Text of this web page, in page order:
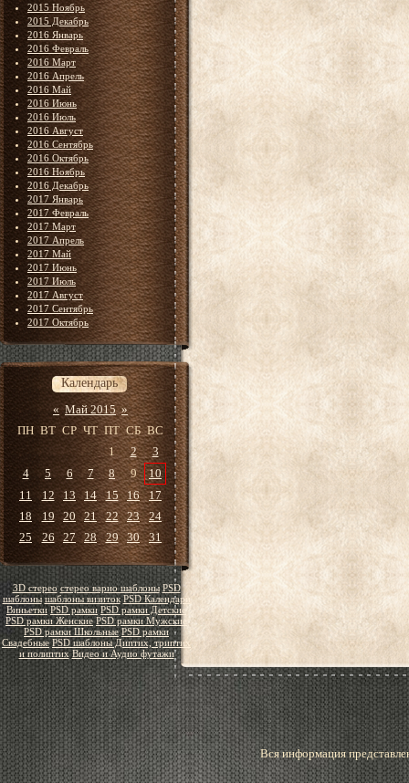
2015 Ноябрь
2015 Декабрь
2016 Январь
2016 Февраль
2016 Март
2016 Апрель
2016 Май
2016 Июнь
2016 Июль
2016 Август
2016 Сентябрь
2016 Октябрь
2016 Ноябрь
2016 Декабрь
2017 Январь
2017 Февраль
2017 Март
2017 Апрель
2017 Май
2017 Июнь
2017 Июль
2017 Август
2017 Сентябрь
2017 Октябрь
Календарь
« Май 2015 »
ПН ВТ СР ЧТ ПТ СБ ВС
1
2
3
4
5 6 7 8 9
10
11
12 13 14 15 16
17
18
19 20 21 22 23
24
25
26 27 28 29 30 31
3D стерео стерео варио шаблоны PSD
шаблоны шаблоны визиток PSD Календари
Виньетки PSD рамки PSD рамки Детские
PSD рамки Женские PSD рамки Мужские
PSD рамки Школьные PSD рамки
Свадебные PSD шаблоны Диптих, триптих
и полиптих Видео и Аудио футажи
Вся информация